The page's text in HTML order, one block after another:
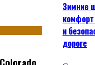
Зимние
и
дороге